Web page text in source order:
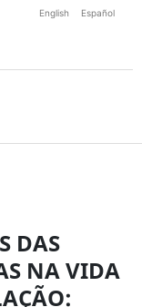
English Español
DAS
NA VIDA